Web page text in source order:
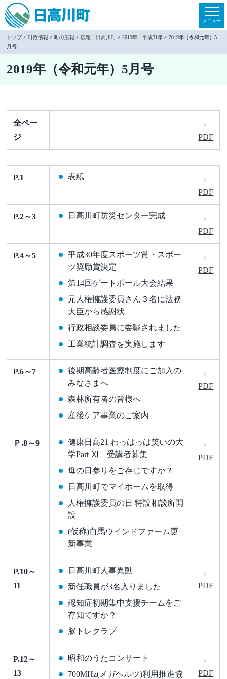
本
文
移
動
メニュー
トップ>町政情報 >町の広報 > 広報 日高川町 >2019年 平成31年 > 2019年（令和元年）5
月号
2019年（令和元年）5月号
全ペー
ジ
PDF
P.1
表紙
PDF
P.2～3
日高川町防災センター完成
PDF
P.4～5
平成30年度スポーツ賞・スポー
ツ奨励賞決定
第14回ゲートボール大会結果
元人権擁護委員さん３名に法務
大臣から感謝状
行政相談委員に委嘱されました
工業統計調査を実施します
PDF
P.6～7
後期高齢者医療制度にご加入の
みなさまへ
森林所有者の皆様へ
産後ケア事業のご案内
PDF
Ｐ.8～9
健康日高21 わっはっは笑いの大
学Part Ⅺ 受講者募集
母の日参りをご存じですか？
日高川町でマイホームを取得
人権擁護委員の日 特設相談所開
設
(仮称)白馬ウインドファーム更
新事業
PDF
P.10～
11
日高川町人事異動
新任職員が3名入りました
認知症初期集中支援チームをご
存知ですか？
脳トレクラブ
PDF
P.12～
13
昭和のうたコンサート
700MHz(メガヘルツ)利用推進協
PDF